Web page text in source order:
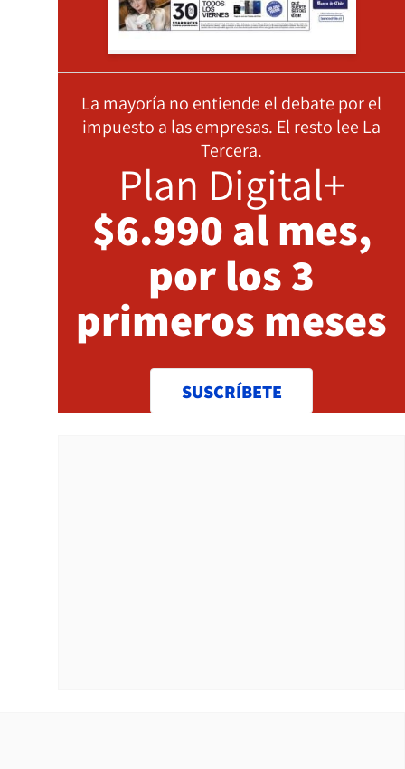
La mayoría no entiende el debate por el
impuesto a las empresas. El resto lee La
Tercera.
Plan Digital+
$6.990 al mes,
por los 3
primeros meses
SUSCRÍBETE